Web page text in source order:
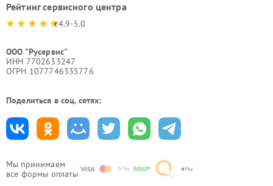
Мы принимаем
все формы оплаты
Рейтинг сервисного центра
4.9-5.0
ООО "Русервис"
ИНН 7702633247
ОГРН 1077746335776
Поделиться в соц. сетях: